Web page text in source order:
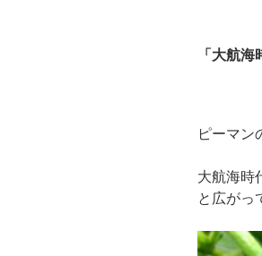
「大航
ピーマン
大航海時
と広がっ